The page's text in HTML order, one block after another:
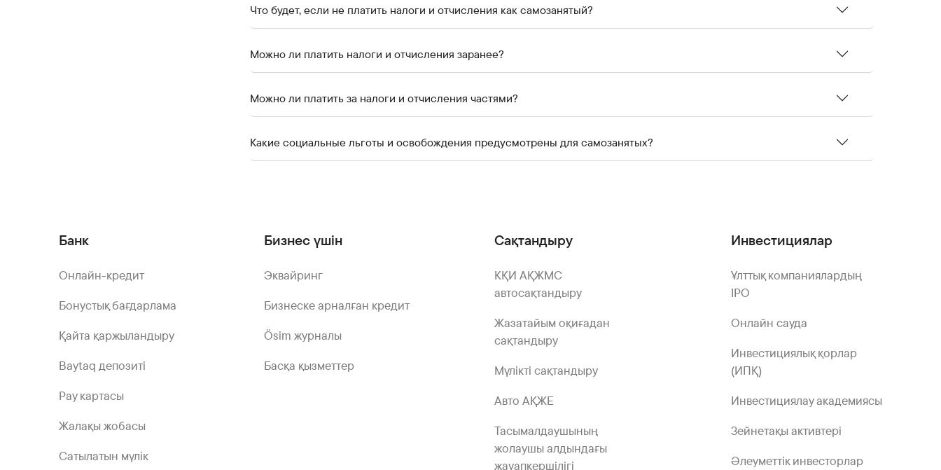
Что будет, если не платить налоги и отчисления как самозанятый?
Можно ли платить налоги и отчисления заранее?
Можно ли платить за налоги и отчисления частями?
Какие социальные льготы и освобождения предусмотрены для самозанятых?
Банк
Онлайн-кредит
Бонустық бағдарлама
Қайта қаржыландыру
Baytaq депозиті
Pay картасы
Жалақы жобасы
Сатылатын мүлік
Бизнес үшін
Эквайринг
Бизнеске арналған кредит
Ösim журналы
Басқа қызметтер
Сақтандыру
КҚИ АҚЖМС
автосақтандыру
Жазатайым оқиғадан
сақтандыру
Мүлікті сақтандыру
Авто АҚЖЕ
Тасымалдаушының
жолаушы алдындағы
жауапкершілігі
Инвестициялар
Ұлттық компаниялардың
IPO
Онлайн сауда
Инвестициялық қорлар
(ИПҚ)
Инвестициялау академиясы
Зейнетақы активтері
Әлеуметтік инвесторлар